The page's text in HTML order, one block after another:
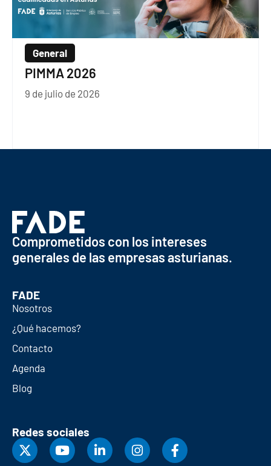
General
PIMMA 2026
9 de julio de 2026
Comprometidos con los intereses
generales de las empresas asturianas.
FADE
Nosotros
¿Qué hacemos?
Contacto
Agenda
Blog
Redes sociales